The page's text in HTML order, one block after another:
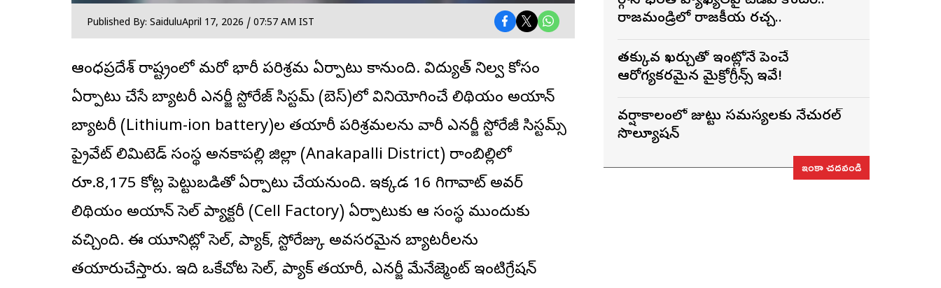
Published By: SaiduluApril 17, 2026 / 07:57 AM IST
ఆంధ్రప్రదేశ్ రాష్ట్రంలో మరో భారీ పరిశ్రమ ఏర్పాటు కానుంది. విద్యుత్ నిల్వ కోసం
ఏర్పాటు చేసే బ్యాటరీ ఎనర్జీ స్టోరేజ్ సిస్టమ్ (బెస్)లో వినియోగించే లిథియం అయాన్
బ్యాటరీ (Lithium-ion battery)ల తయారీ పరిశ్రమలను వారీ ఎనర్జీ స్టోరేజీ సిస్టమ్స్
ప్రైవేట్ లిమిటెడ్ సంస్థ అనకాపల్లి జిల్లా (Anakapalli District) రాంబిల్లిలో
రూ.8,175 కోట్ల పెట్టుబడితో ఏర్పాటు చేయనుంది. ఇక్కడ 16 గిగావాట్ అవర్
లిథియం అయాన్ సెల్ ప్యాక్టరీ (Cell Factory) ఏర్పాటుకు ఆ సంస్థ ముందుకు
వచ్చింది. ఈ యూనిట్లో సెల్, ప్యాక్, స్టోరేజ్కు అవసరమైన బ్యాటరీలను
తయారుచేస్తారు. ఇది ఒకేచోట సెల్, ప్యాక్ తయారీ, ఎనర్జీ మేనేజ్మెంట్ ఇంటిగ్రేషన్
రాజమండ్రిలో రాజకీయ రచ్చ..
తక్కువ ఖర్చుతో ఇంట్లోనే పెంచే
ఆరోగ్యకరమైన మైక్రోగ్రీన్స్ ఇవే!
వర్షాకాలంలో జుట్టు సమస్యలకు నేచురల్
సొల్యూషన్
ఇంకా చదవండి